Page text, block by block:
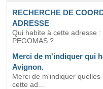
RECHERCHE DE
ADRESSE
Qui habite à cette adresse
PEGOMAS ?...
Merci de m'indiquer qui
Avignon.
Merci de m'indiquer
cette ad...